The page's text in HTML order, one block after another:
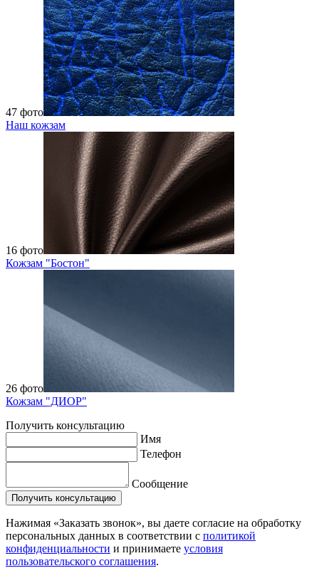
47 фото
Наш кожзам
16 фото
Кожзам "Бостон"
26 фото
Кожзам "ДИОР"
Получить консультацию
Имя
Телефон
Сообщение
Нажимая «Заказать звонок», вы даете согласие на обработку
персональных данных в соответствии с политикой
конфиденциальности и принимаете условия
пользовательского соглашения.